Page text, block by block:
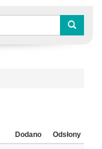
Dodano Odsłony